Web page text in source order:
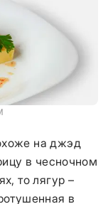
на джэд
в чесночном
то лягур –
в